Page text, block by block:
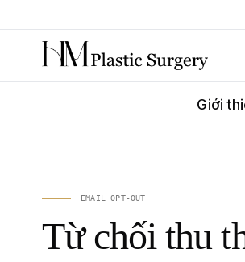
Giới
EMAIL OPT-OUT
Từ chối thu